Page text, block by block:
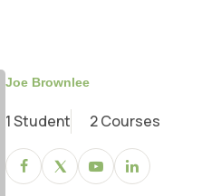
Joe Brownlee
1 Student 2 Courses